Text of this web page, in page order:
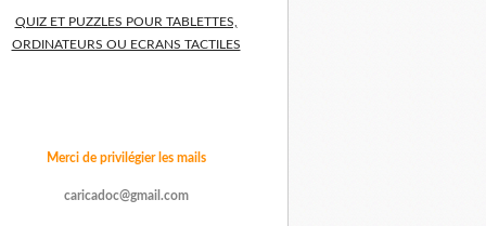
QUIZ ET PUZZLES POUR TABLETTES,
ORDINATEURS OU ECRANS TACTILES
Merci de privilégier les mails
caricadoc@gmail.com